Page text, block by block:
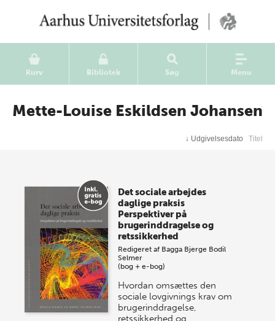
Kurv Bibliotek Søg Menu
Mette-Louise Eskildsen Johansen
↓ Udgivelsesdato Titel
Det sociale arbejdes
daglige praksis
Perspektiver på
brugerinddragelse og
retssikkerhed
Redigeret af Bagga Bjerge Bodil
Selmer
(bog + e-bog)
Hvordan omsættes den
sociale lovgivnings krav om
brugerinddragelse,
retssikkerhed og